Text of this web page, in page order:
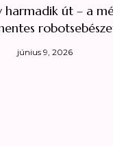
harmadik út – a
június 9, 2026